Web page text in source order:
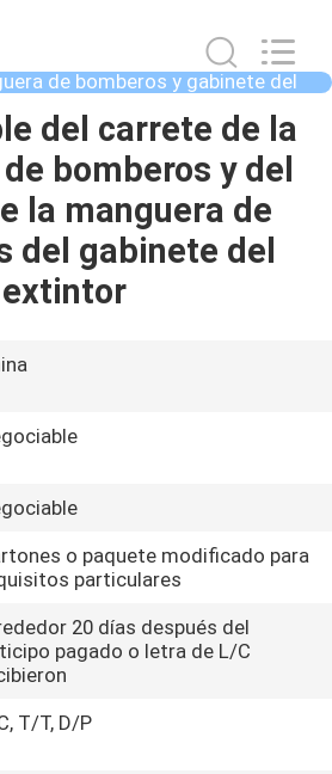
de bomberos y gabinete del
extintor
del carrete de la
bomberos y del
la manguera de
del gabinete del
extintor
o paquete modificado para
particulares
20 días después del
pagado o letra de L/C
T/T, D/P